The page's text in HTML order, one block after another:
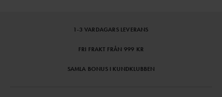
1-3 VARDAGARS LEVERANS
FRI FRAKT FRÅN 999 KR
SAMLA BONUS I KUNDKLUBBEN